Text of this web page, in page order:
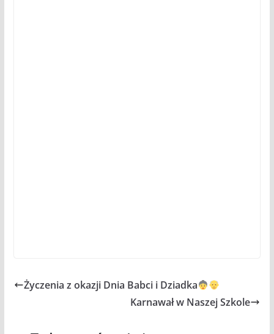
Życzenia z okazji Dnia Babci i Dziadka
Karnawał w Naszej Szkole